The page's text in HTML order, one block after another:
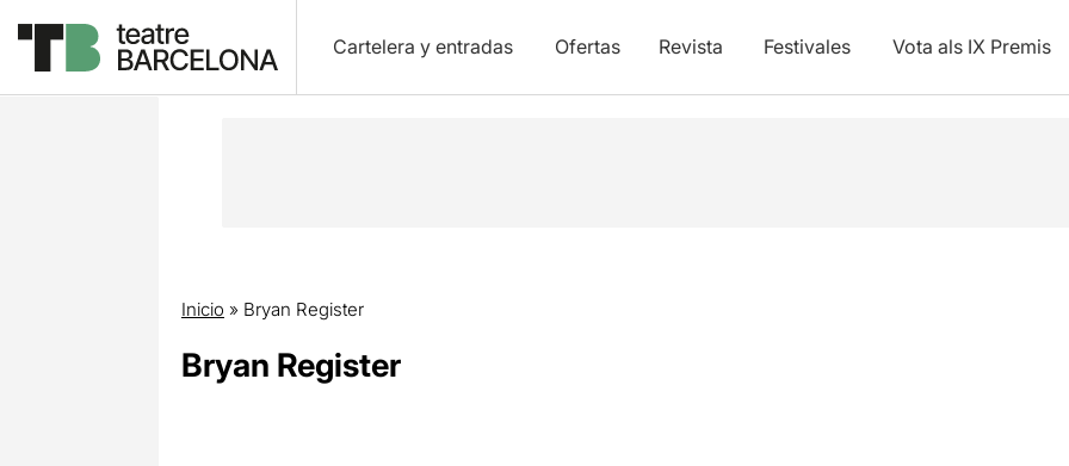
Cartelera y entradas Ofertas Revista Festivales Vota als IX Premis
Inicio » Bryan Register
Bryan Register